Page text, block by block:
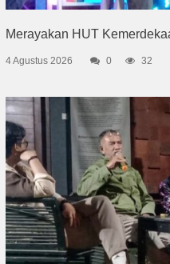
Merayakan HUT
4 Agustus 2026 0 32